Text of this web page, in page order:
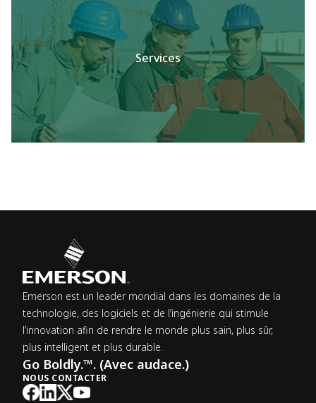
Services
Emerson est un leader mondial dans les domaines de la
technologie, des logiciels et de l’ingénierie qui stimule
l’innovation afin de rendre le monde plus sain, plus sûr,
plus intelligent et plus durable.
Go Boldly.™. (Avec audace.)
NOUS CONTACTER